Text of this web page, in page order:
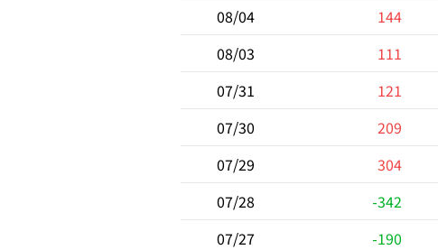
08/04
144
08/03
111
07/31
121
07/30
209
07/29
304
07/28
-342
07/27
-190